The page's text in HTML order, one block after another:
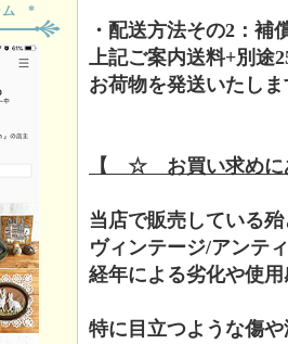
ム *
・配送方法その2：補
上記ご案内送料+別途
お荷物を発送いたし
【 ☆ お買い求め
当店で販売している
ヴィンテージ/アンテ
経年による劣化や使
特に目立つような傷